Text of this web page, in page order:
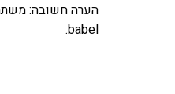
babel.